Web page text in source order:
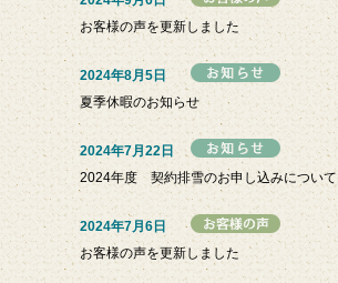
お客様の声を更新しました
2024年8月5日
夏季休暇のお知らせ
2024年7月22日
2024年度 契約排雪のお申し込みについて
2024年7月6日
お客様の声を更新しました